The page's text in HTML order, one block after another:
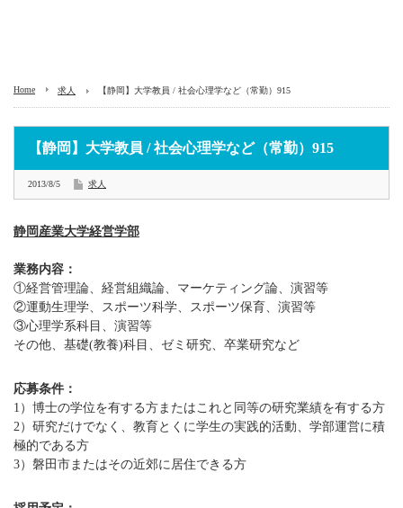
Home 求人 【静岡】大学教員 / 社会心理学など（常勤）915
【静岡】大学教員 / 社会心理学など（常勤）915
2013/8/5 求人
静岡産業大学経営学部
業務内容：
①経営管理論、経営組織論、マーケティング論、演習等
②運動生理学、スポーツ科学、スポーツ保育、演習等
③心理学系科目、演習等
その他、基礎(教養)科目、ゼミ研究、卒業研究など
応募条件：
1）博士の学位を有する方またはこれと同等の研究業績を有する方
2）研究だけでなく、教育とくに学生の実践的活動、学部運営に積
極的である方
3）磐田市またはその近郊に居住できる方